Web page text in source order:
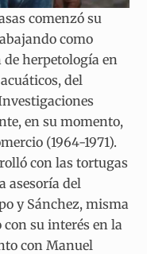
comenzó su
como
herpetología en
del
en su momento,
(1964-1971).
con las tortugas
asesoría del
y Sánchez, misma
con su interés en la
con Manuel